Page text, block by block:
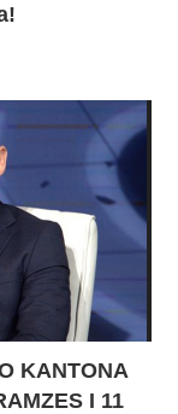
KANTONA
I 11